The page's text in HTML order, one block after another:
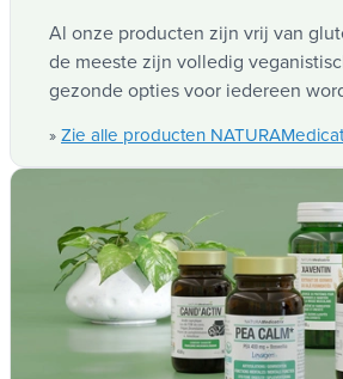
Al onze producten zijn vrij van
de meeste zijn volledig
gezonde opties voor iedereen
» Zie alle producten